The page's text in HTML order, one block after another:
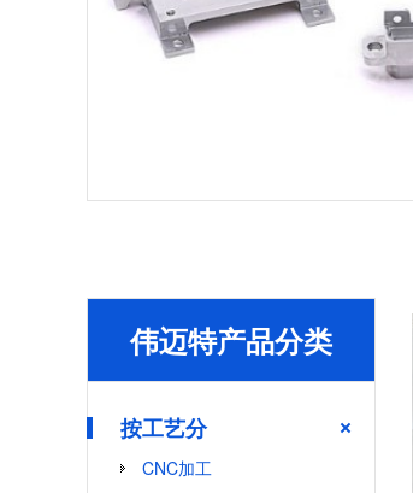
伟迈特产品分类
按工艺分
CNC加工